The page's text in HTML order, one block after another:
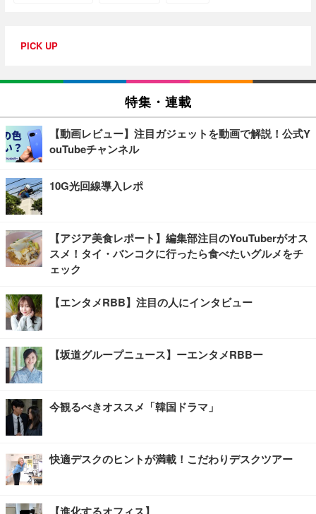
PICK UP
特集・連載
【動画レビュー】注目ガジェットを動画で解説！公式Y
ouTubeチャンネル
10G光回線導入レポ
【アジア美食レポート】編集部注目のYouTuberがオス
スメ！タイ・バンコクに行ったら食べたいグルメをチ
ェック
【エンタメRBB】注目の人にインタビュー
【坂道グループニュース】ーエンタメRBBー
今観るべきオススメ「韓国ドラマ」
快適デスクのヒントが満載！こだわりデスクツアー